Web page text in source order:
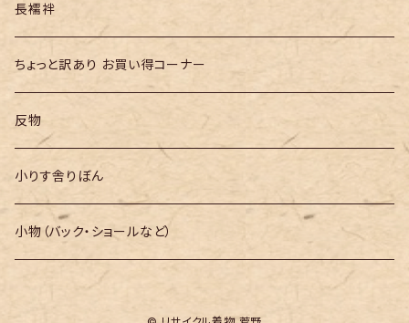
長襦袢
ちょっと訳あり お買い得コーナー
反物
小りす舎りぼん
小物（バック・ショールなど）